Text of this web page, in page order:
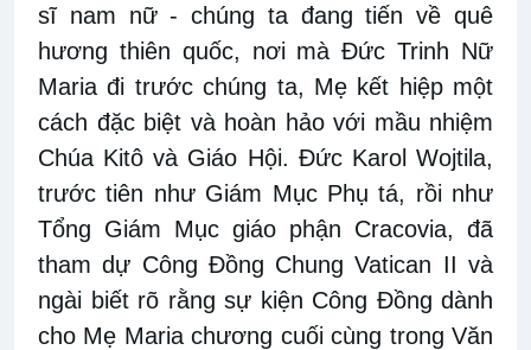
sĩ nam nữ - chúng ta đang tiến về quê
hương thiên quốc, nơi mà Đức Trinh Nữ
Maria đi trước chúng ta, Mẹ kết hiệp một
cách đặc biệt và hoàn hảo với mầu nhiệm
Chúa Kitô và Giáo Hội. Đức Karol Wojtila,
trước tiên như Giám Mục Phụ tá, rồi như
Tổng Giám Mục giáo phận Cracovia, đã
tham dự Công Đồng Chung Vatican II và
ngài biết rõ rằng sự kiện Công Đồng dành
cho Mẹ Maria chương cuối cùng trong Văn